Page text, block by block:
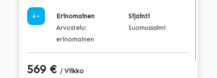
4+
Erinomainen
Arvostelu:
erinomainen
Sijainti
Suomussalmi
569 € / Viikko